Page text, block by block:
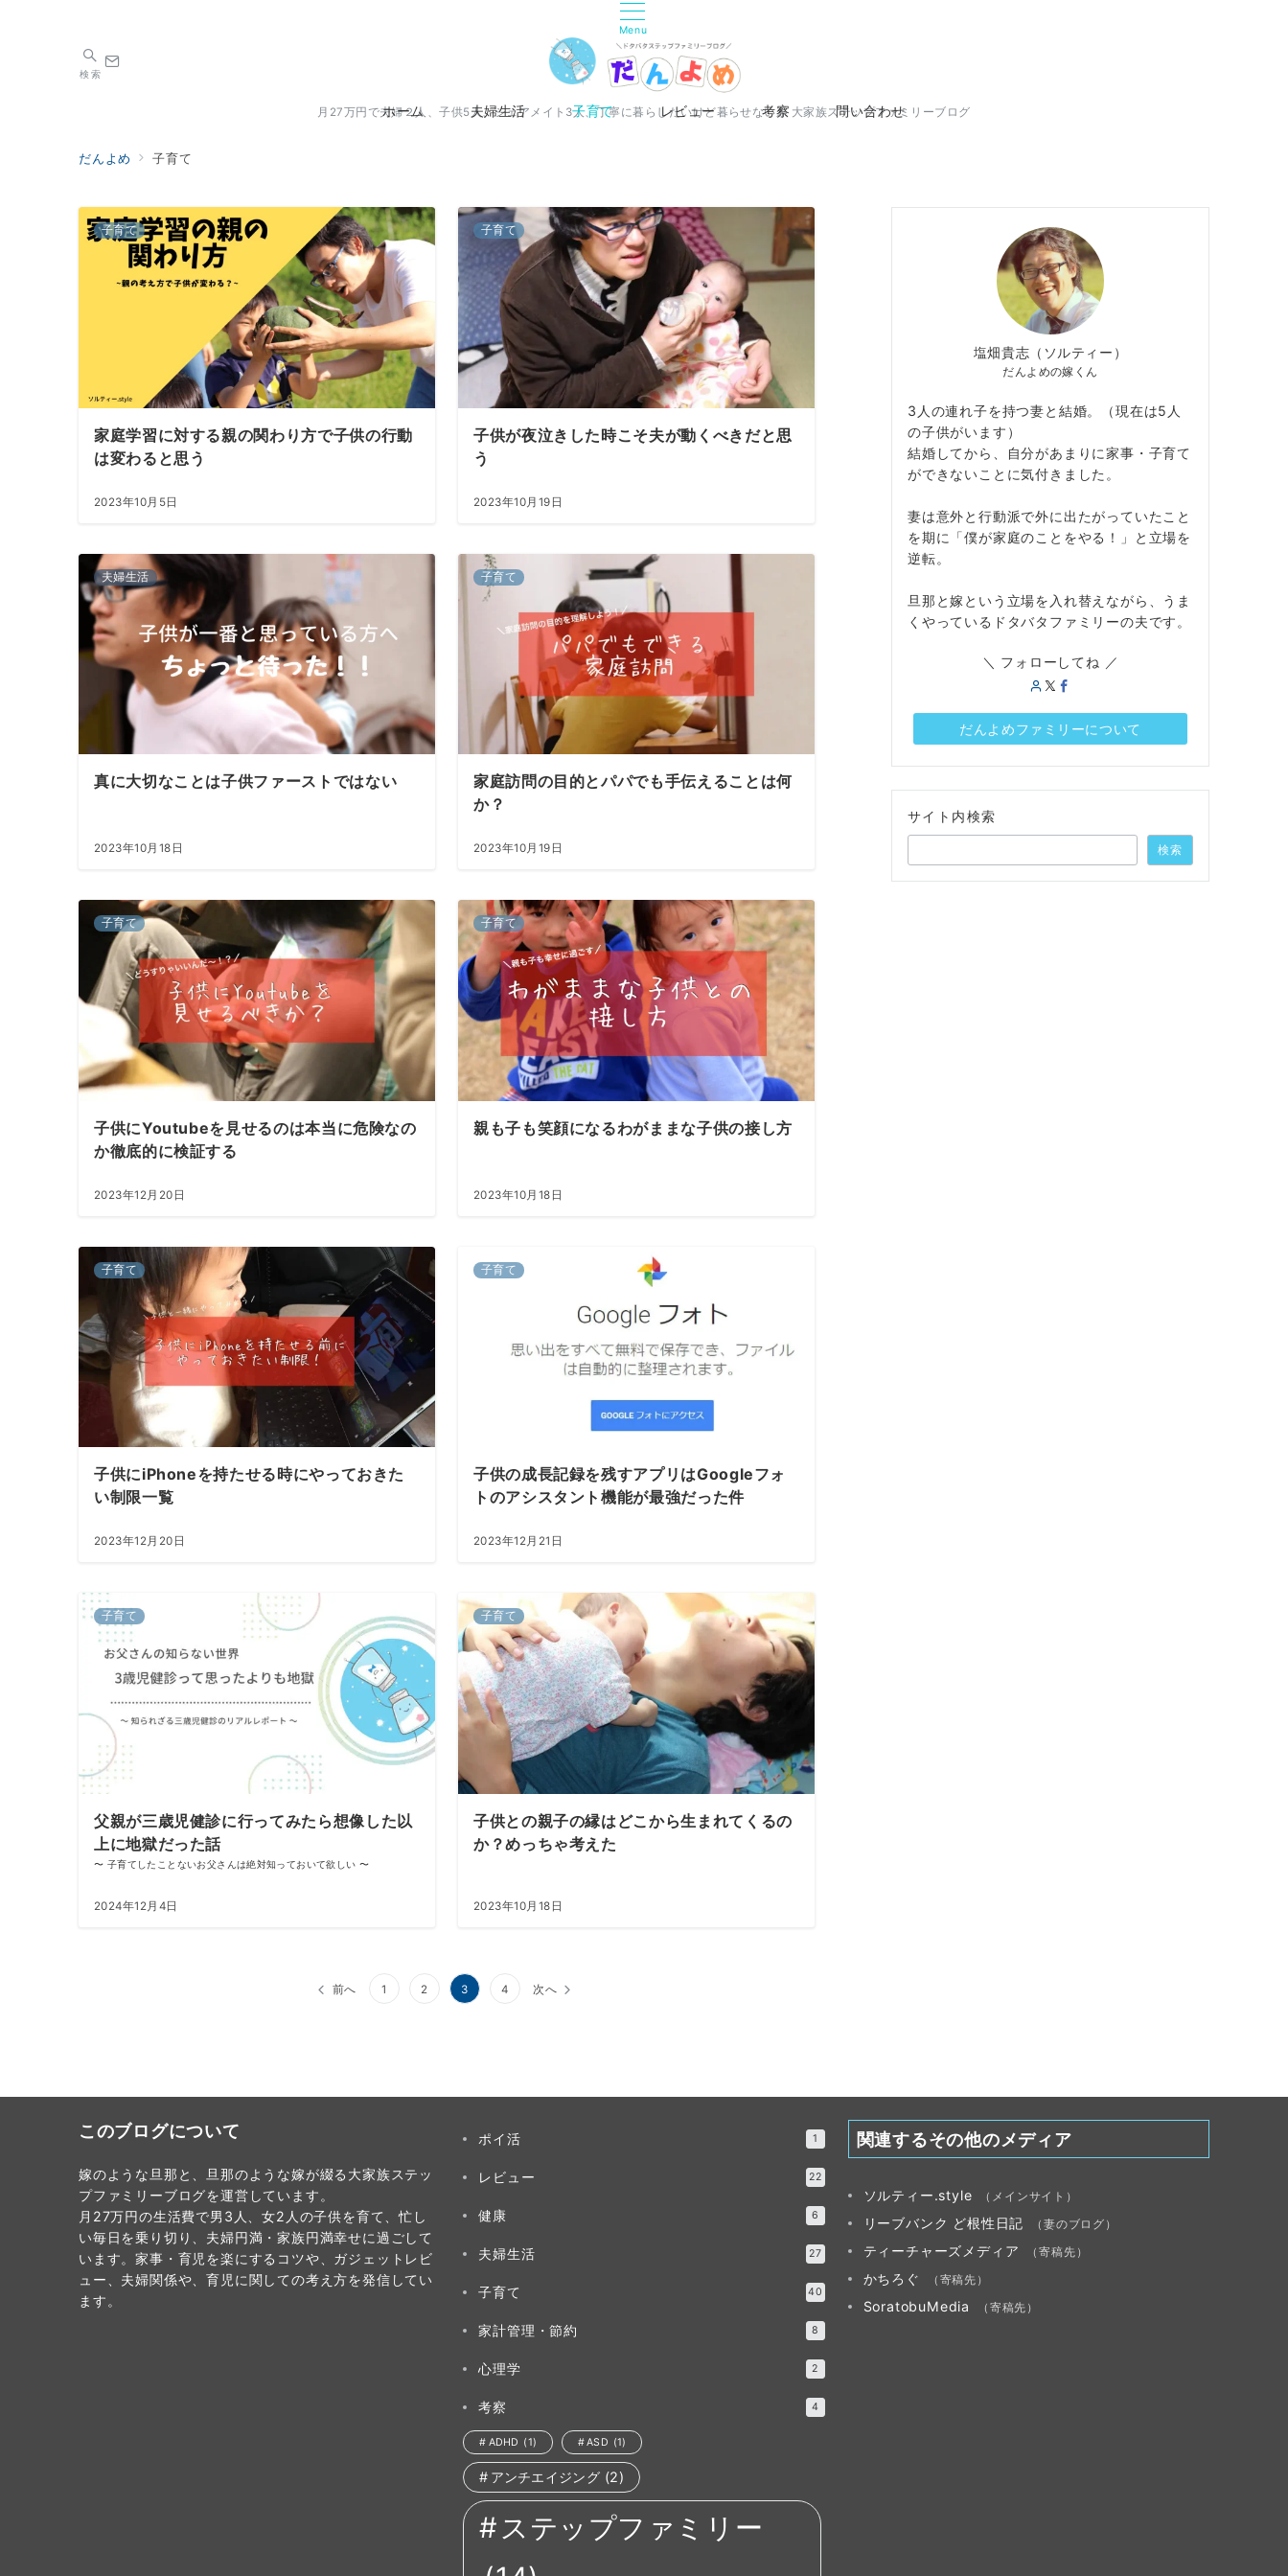
Menu
月27万円で夫婦２人、子供5人、シェアメイト3人、丁寧に暮らしたいけど暮らせない系 大家族ステップファミリーブログ
検索
ホーム 夫婦生活 子育て レビュー 考察 問い合わせ
だんよめ 子育て
子育て
家庭学習に対する親の関わり方で子供の行動
は変わると思う
2023年10月5日
子育て
子供が夜泣きした時こそ夫が動くべきだと思
う
2023年10月19日
夫婦生活
真に大切なことは子供ファーストではない
2023年10月18日
子育て
家庭訪問の目的とパパでも手伝えることは何
か？
2023年10月19日
子育て
子供にYoutubeを見せるのは本当に危険なの
か徹底的に検証する
2023年12月20日
子育て
親も子も笑顔になるわがままな子供の接し方
2023年10月18日
子育て
子供にiPhoneを持たせる時にやっておきた
い制限一覧
2023年12月20日
子育て
子供の成長記録を残すアプリはGoogleフォ
トのアシスタント機能が最強だった件
2023年12月21日
子育て
父親が三歳児健診に行ってみたら想像した以
上に地獄だった話
〜 子育てしたことないお父さんは絶対知っておいて欲しい 〜
2024年12月4日
子育て
子供との親子の縁はどこから生まれてくるの
か？めっちゃ考えた
2023年10月18日
ー
送
り
前へ 1 2 3 4 次へ
塩畑貴志（ソルティー）
だんよめの嫁くん
3人の連れ子を持つ妻と結婚。（現在は5人
の子供がいます）
結婚してから、自分があまりに家事・子育て
ができないことに気付きました。
妻は意外と行動派で外に出たがっていたこと
を期に「僕が家庭のことをやる！」と立場を
逆転。
旦那と嫁という立場を入れ替えながら、うま
くやっているドタバタファミリーの夫です。
＼ フォローしてね ／
だんよめファミリーについて
サイト内検索
検索
このブログについて
嫁のような旦那と、旦那のような嫁が綴る大家族ステッ
プファミリーブログを運営しています。
月27万円の生活費で男3人、女2人の子供を育て、忙し
い毎日を乗り切り、夫婦円満・家族円満幸せに過ごして
います。家事・育児を楽にするコツや、ガジェットレビ
ュー、夫婦関係や、育児に関しての考え方を発信してい
ます。
ポイ活 1
レビュー 22
健康 6
夫婦生活 27
子育て 40
家計管理・節約 8
心理学 2
考察 4
ADHD (1) ASD (1)
アンチエイジング (2)
ステップファミリー
関連するその他のメディア
ソルティー.style （メインサイト）
リーブバンク ど根性日記 （妻のブログ）
ティーチャーズメディア （寄稿先）
かちろぐ （寄稿先）
SoratobuMedia （寄稿先）